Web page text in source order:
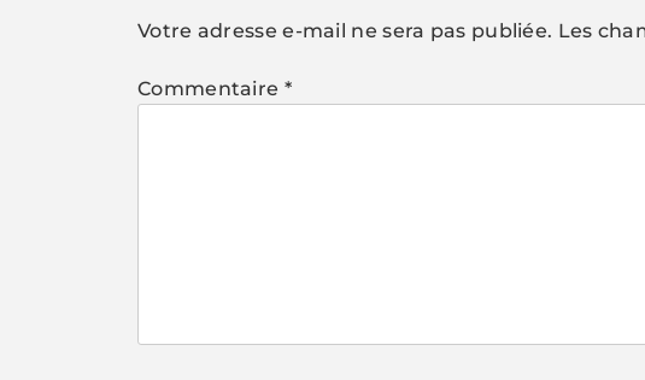
Votre adresse e-mail ne sera pas publiée. Les
Commentaire *